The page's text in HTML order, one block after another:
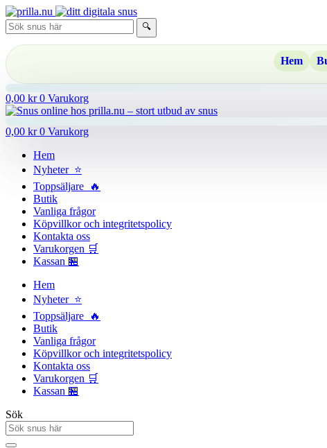
Hoppa
till
innehåll
🔍
Hem
0,00 kr 0 Varukorg
0,00 kr 0 Varukorg
Hem
Nyheter ⭐
Toppsäljare 🔥
Butik
Vanliga frågor
Köpvillkor och integritetspolicy
Kontakta oss
Varukorgen 🛒
Kassan 🏪
Hem
Nyheter ⭐
Toppsäljare 🔥
Butik
Vanliga frågor
Köpvillkor och integritetspolicy
Kontakta oss
Varukorgen 🛒
Kassan 🏪
Sök